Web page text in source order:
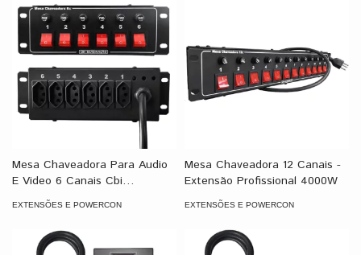
Mesa Chaveadora Para Audio
E Video 6 Canais Cbi
Iluminação 4000 W
EXTENSÕES E POWERCON
Mesa Chaveadora 12 Canais -
Extensão Profissional 4000W
EXTENSÕES E POWERCON